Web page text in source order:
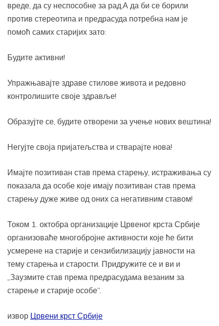
вреде, да су неспособне за рад.А да би се борили
против стереотипа и предрасуда потребна нам је
помоћ самих старијих зато:
Будите активни!
Упражњавајте здраве стилове живота и редовно
контролишите своје здравље!
Образујте се, будите отворени за учење нових вештина!
Негујте своја пријатељства и стварајте нова!
Имајте позитиван став према старењу, истраживања су
показала да особе које имају позитиван став према
старењу дуже живе од оних са негативним ставом!
Током 1. октобра организације Црвеног крста Србије
организоваће многобројне активности које ће бити
усмерене на старије и сензибилизацију јавности на
тему старења и старости. Придружите се и ви и
„Заузмите став према предрасудама везаним за
старење и старије особе”.
извор Црвени крст Србије